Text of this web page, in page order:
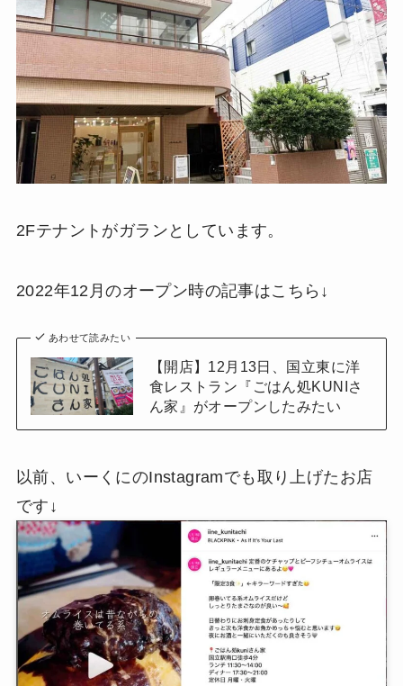
2Fテナントがガランとしています。
2022年12月のオープン時の記事はこちら↓
あわせて読みたい
【開店】12月13日、国立東に洋
食レストラン『ごはん処KUNIさ
ん家』がオープンしたみたい
以前、いーくにのInstagramでも取り上げたお店
です↓